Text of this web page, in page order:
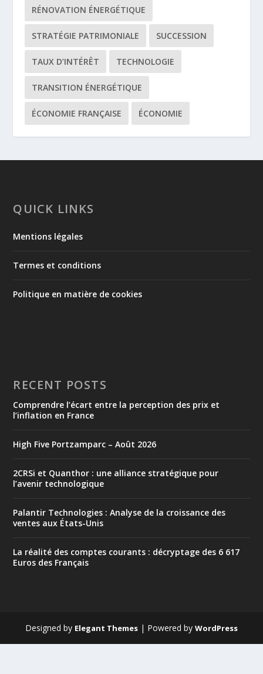
RÉNOVATION ÉNERGÉTIQUE
STRATÉGIE PATRIMONIALE SUCCESSION
TAUX D’INTÉRÊT TECHNOLOGIE
TRANSITION ÉNERGÉTIQUE
ÉCONOMIE FRANÇAISE ÉCONOMIE
QUICK LINKS
Mentions légales
Termes et conditions
Politique en matière de cookies
RECENT POSTS
Comprendre l’écart entre la perception des prix et
l’inflation en France
High Five Portzamparc – Août 2026
2CRSi et Quanthor : une alliance stratégique pour
l’avenir technologique
Palantir Technologies : Analyse de la croissance des
ventes aux États-Unis
La réalité des comptes courants : décryptage des 6 617
Euros des Français
Designed by Elegant Themes | Powered by WordPress